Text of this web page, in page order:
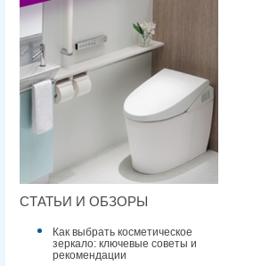
СТАТЬИ И ОБЗОРЫ
Как выбрать косметическое
зеркало: ключевые советы и
рекомендации